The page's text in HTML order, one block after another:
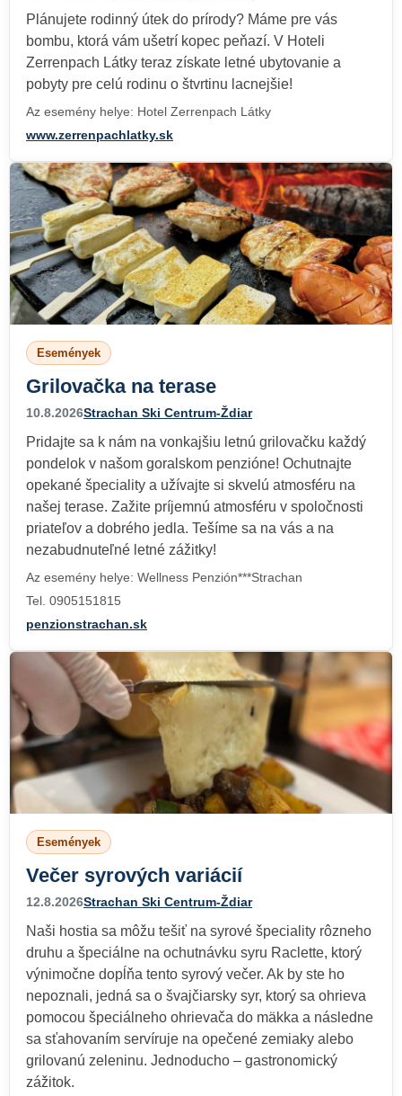
Plánujete rodinný útek do prírody? Máme pre vás
bombu, ktorá vám ušetrí kopec peňazí. V Hoteli
Zerrenpach Látky teraz získate letné ubytovanie a
pobyty pre celú rodinu o štvrtinu lacnejšie!
Az esemény helye: Hotel Zerrenpach Látky
www.zerrenpachlatky.sk
Események
Grilovačka na terase
10.8.2026Strachan Ski Centrum-Ždiar
Pridajte sa k nám na vonkajšiu letnú grilovačku každý
pondelok v našom goralskom penzióne! Ochutnajte
opekané špeciality a užívajte si skvelú atmosféru na
našej terase. Zažite príjemnú atmosféru v spoločnosti
priateľov a dobrého jedla. Tešíme sa na vás a na
nezabudnuteľné letné zážitky!
Az esemény helye: Wellness Penzión***Strachan
Tel. 0905151815
penzionstrachan.sk
Események
Večer syrových variácií
12.8.2026Strachan Ski Centrum-Ždiar
Naši hostia sa môžu tešiť na syrové špeciality rôzneho
druhu a špeciálne na ochutnávku syru Raclette, ktorý
výnimočne dopĺňa tento syrový večer. Ak by ste ho
nepoznali, jedná sa o švajčiarsky syr, ktorý sa ohrieva
pomocou špeciálneho ohrievača do mäkka a následne
sa sťahovaním servíruje na opečené zemiaky alebo
grilovanú zeleninu. Jednoducho – gastronomický
zážitok.